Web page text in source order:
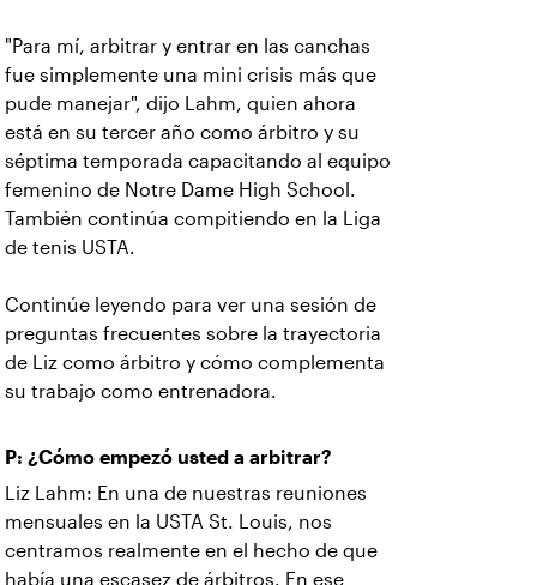
"Para mí, arbitrar y entrar en las canchas
fue simplemente una mini crisis más que
pude manejar", dijo Lahm, quien ahora
está en su tercer año como árbitro y su
séptima temporada capacitando al equipo
femenino de Notre Dame High School.
También continúa compitiendo en la Liga
de tenis USTA.
Continúe leyendo para ver una sesión de
preguntas frecuentes sobre la trayectoria
de Liz como árbitro y cómo complementa
su trabajo como entrenadora.
P: ¿Cómo empezó usted a arbitrar?
Liz Lahm: En una de nuestras reuniones
mensuales en la USTA St. Louis, nos
centramos realmente en el hecho de que
había una escasez de árbitros. En ese